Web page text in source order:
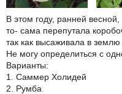
В этом году, ранней
то- сама перепутала
так как высаживала в
Не могу определиться с
Варианты:
1. Саммер Холидей
2. Румба